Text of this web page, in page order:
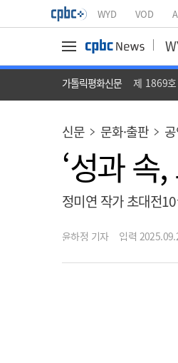
WYD VOD
가톨릭평화신문 제 1869
신문 문화·출판
‘성과 속
정미연 작가 초대전
윤하정 기자 입력